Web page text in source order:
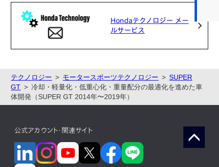
Hondaテクノロジー メー
ルサービス
テクノロジー モータースポーツテクノロジー
SUPER
GT
冷却・軽量化・低重心化・重量配分の最適化を進めた車
体開発（SUPER GT 2014年〜2019年）
公式アカウント・関連サイト